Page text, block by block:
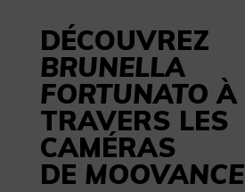
DÉCOUVREZ
BRUNELLA
FORTUNATO À
TRAVERS LES
CAMÉRAS
DE MOOVANCE